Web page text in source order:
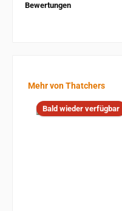
Bewertungen
Produktgalerie überspringen
Mehr von Thatchers
Bald wieder verfügbar